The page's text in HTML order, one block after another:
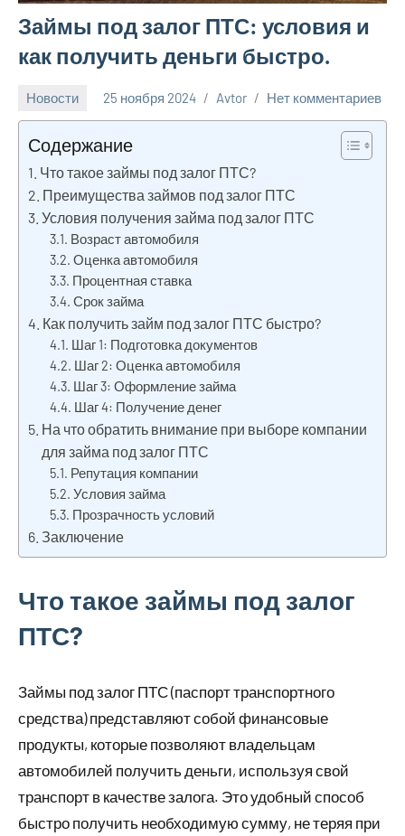
Займы под залог ПТС: условия и
как получить деньги быстро.
Новости 25 ноября 2024 Avtor Нет комментариев
Содержание
Что такое займы под залог ПТС?
Преимущества займов под залог ПТС
Условия получения займа под залог ПТС
Возраст автомобиля
Оценка автомобиля
Процентная ставка
Срок займа
Как получить займ под залог ПТС быстро?
Шаг 1: Подготовка документов
Шаг 2: Оценка автомобиля
Шаг 3: Оформление займа
Шаг 4: Получение денег
На что обратить внимание при выборе компании
для займа под залог ПТС
Репутация компании
Условия займа
Прозрачность условий
Заключение
Что такое займы под залог
ПТС?
Займы под залог ПТС (паспорт транспортного
средства) представляют собой финансовые
продукты, которые позволяют владельцам
автомобилей получить деньги, используя свой
транспорт в качестве залога. Это удобный способ
быстро получить необходимую сумму, не теряя при